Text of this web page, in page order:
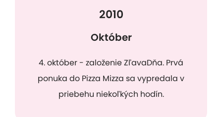
2010
Október
4. október - založenie ZľavaDňa. Prvá
ponuka do Pizza Mizza sa vypredala v
priebehu niekoľkých hodín.